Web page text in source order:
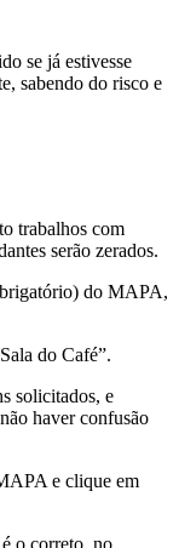
se já estivesse
sabendo do risco e
trabalhos com
serão zerados.
do MAPA,
do Café”.
solicitados, e
haver confusão
e clique em
o correto, no